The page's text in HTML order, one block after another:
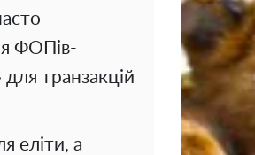
ФОПів-
транзакцій
еліти, а